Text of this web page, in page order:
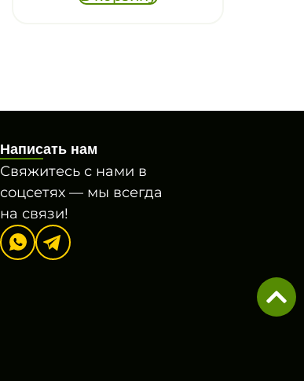
Написать нам
Свяжитесь с нами в
соцсетях — мы всегда
на связи!